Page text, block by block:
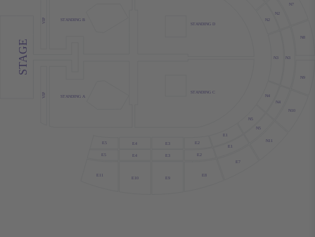
STAGE
VIP
VIP STANDING B
STANDING D
STANDING C
STANDING A
N2
N3
N4
N5
E1
E2
E3
E4
E5
E5 E4 E3 E2
E1
N5
N4
N3
N2
N7
N8
N9
N10
N11
E7
E8
E9
E10
E11